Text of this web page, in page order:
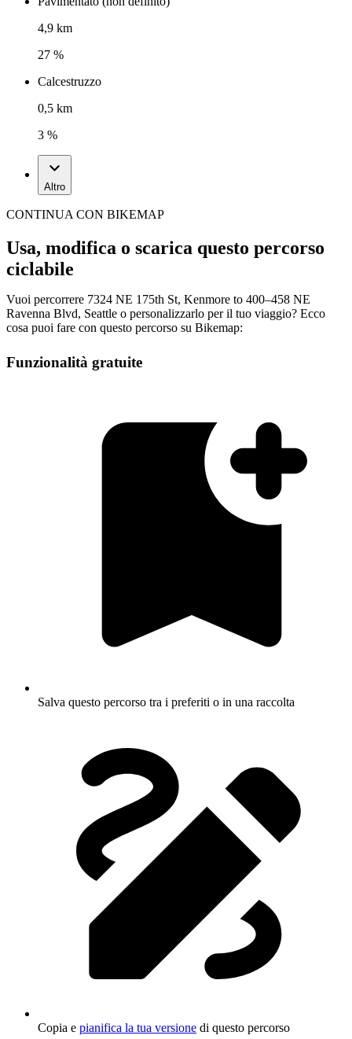
4,9 km
27 %
Calcestruzzo
0,5 km
3 %
Altro
CONTINUA CON BIKEMAP
Usa, modifica o scarica questo percorso
ciclabile
Vuoi percorrere 7324 NE 175th St, Kenmore to 400–458 NE
Ravenna Blvd, Seattle o personalizzarlo per il tuo viaggio? Ecco
cosa puoi fare con questo percorso su Bikemap:
Funzionalità gratuite
Salva questo percorso tra i preferiti o in una raccolta
Copia e pianifica la tua versione di questo percorso